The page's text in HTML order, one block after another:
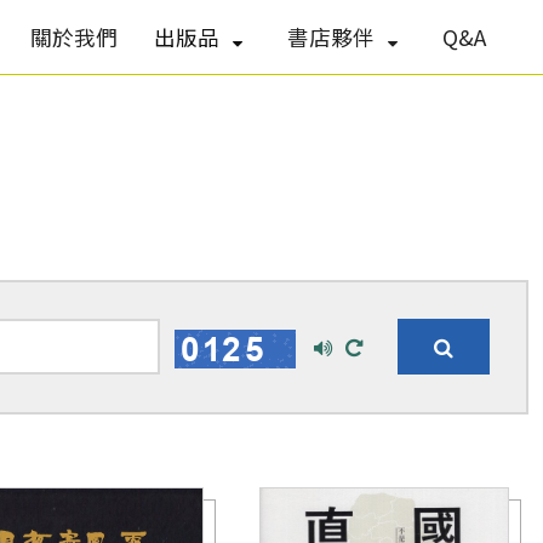
關於我們 出版品 書店夥伴 Q&A
播
語
換
張
搜
尋